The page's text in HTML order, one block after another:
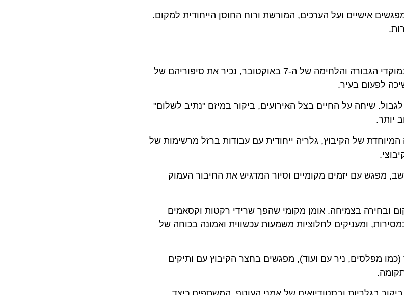
אישיים ועל הערכים, המורשת ורוח החוסן הייחודית למקום.
סיור עומק בעיר שהפכה לסמל. נבקר במוקדי הגבורה והלחימה של ה-7 באוקטובר, נכיר את סיפוריהם של
לפעום בעיר.
שיחה על החיים בצל האירועים, ביקור במיזם "נתיב לשלום"
של הקיבוץ, גלריה ייחודית עם עבודות ברזל מרשימות של
עם יזמים מקומיים וסיור המדגיש את החיבור העמוק
בצמיחה. אומן מקומי שהפך שרידי רקטות וקסאמים
ומעניקים לחלוציות משמעות עכשווית ואמונה בכוחה של
מפלסים, ניר עם ועוד), מפגשים בחצר הקיבוץ עם ותיקים